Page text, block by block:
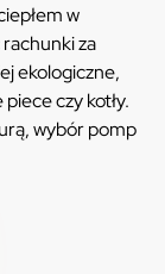
w
za
ekologiczne,
czy kotły.
wybór pomp